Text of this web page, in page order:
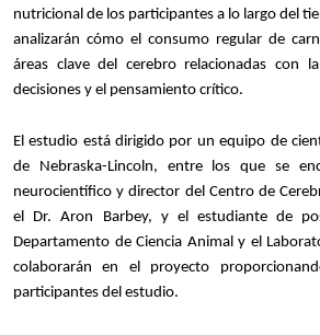
nutricional de los participantes a lo largo del
analizarán cómo el consumo regular de
áreas clave del cerebro relacionadas con
decisiones y el pensamiento crítico.
El estudio está dirigido por un equipo de
de Nebraska-Lincoln, entre los que se
neurocientífico y director del Centro de
el Dr. Aron Barbey, y el estudiante de
Departamento de Ciencia Animal y el
colaborarán en el proyecto
participantes del estudio.